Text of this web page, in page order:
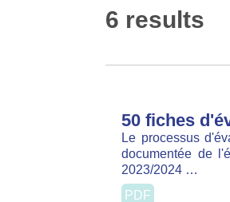
6 results
50 fiches
Le processus
documentée de
…
PDF